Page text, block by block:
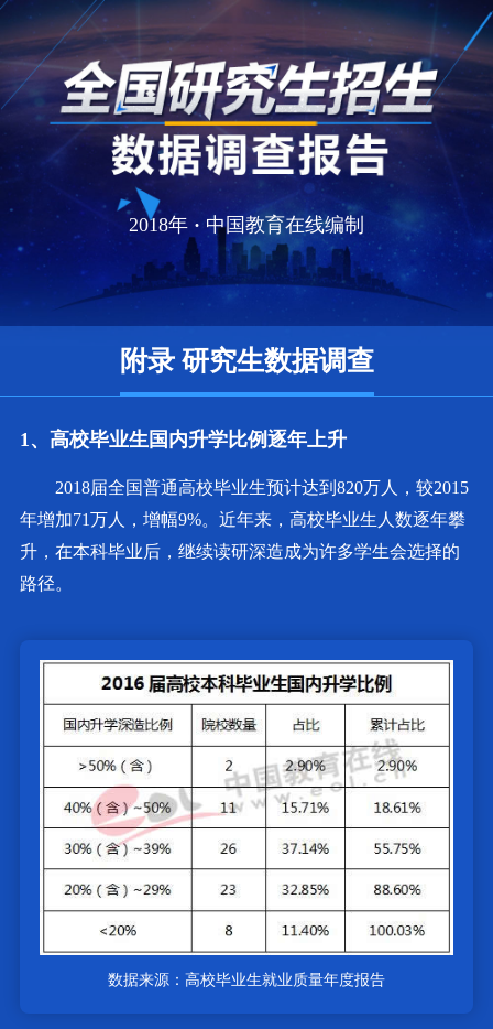
2018年 · 中国教育在线编制
附录 研究生数据调查
1、高校毕业生国内升学比例逐年上升
2018届全国普通高校毕业生预计达到820万人，较2015
年增加71万人，增幅9%。近年来，高校毕业生人数逐年攀
升，在本科毕业后，继续读研深造成为许多学生会选择的
路径。
数据来源：高校毕业生就业质量年度报告